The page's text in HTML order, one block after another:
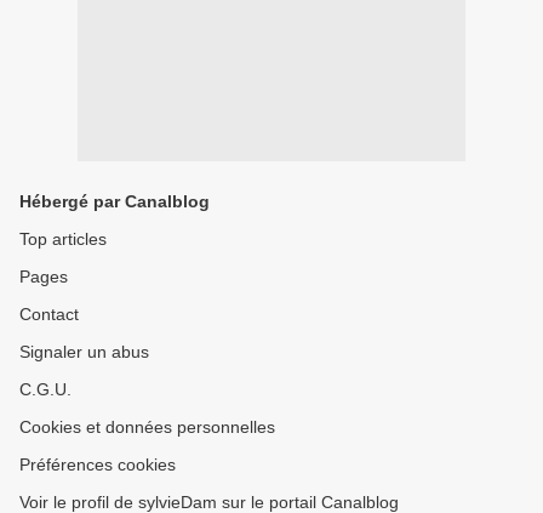
Hébergé par Canalblog
Top articles
Pages
Contact
Signaler un abus
C.G.U.
Cookies et données personnelles
Préférences cookies
Voir le profil de sylvieDam sur le portail Canalblog